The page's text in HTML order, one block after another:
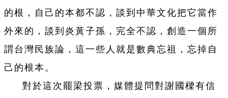
的根，自己的本都不認，談到中華文化把它當作
外來的，談到炎黃子孫，完全不認，創造一個所
謂台灣民族論，這一些人就是數典忘祖，忘掉自
己的根本。
對於這次罷梁投票，媒體提問對謝國樑有信